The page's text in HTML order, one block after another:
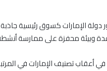
دولة الإمارات كسوق رئيسية
وبيئة محفزة على ممارسة
أعقاب تصنيف الإمارات في